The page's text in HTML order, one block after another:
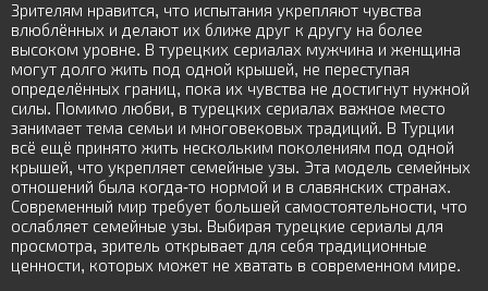
Зрителям нравится, что испытания укрепляют чувства
влюблённых и делают их ближе друг к другу на более
высоком уровне. В турецких сериалах мужчина и женщина
могут долго жить под одной крышей, не переступая
определённых границ, пока их чувства не достигнут нужной
силы. Помимо любви, в турецких сериалах важное место
занимает тема семьи и многовековых традиций. В Турции
всё ещё принято жить нескольким поколениям под одной
крышей, что укрепляет семейные узы. Эта модель семейных
отношений была когда-то нормой и в славянских странах.
Современный мир требует большей самостоятельности, что
ослабляет семейные узы. Выбирая турецкие сериалы для
просмотра, зритель открывает для себя традиционные
ценности, которых может не хватать в современном мире.